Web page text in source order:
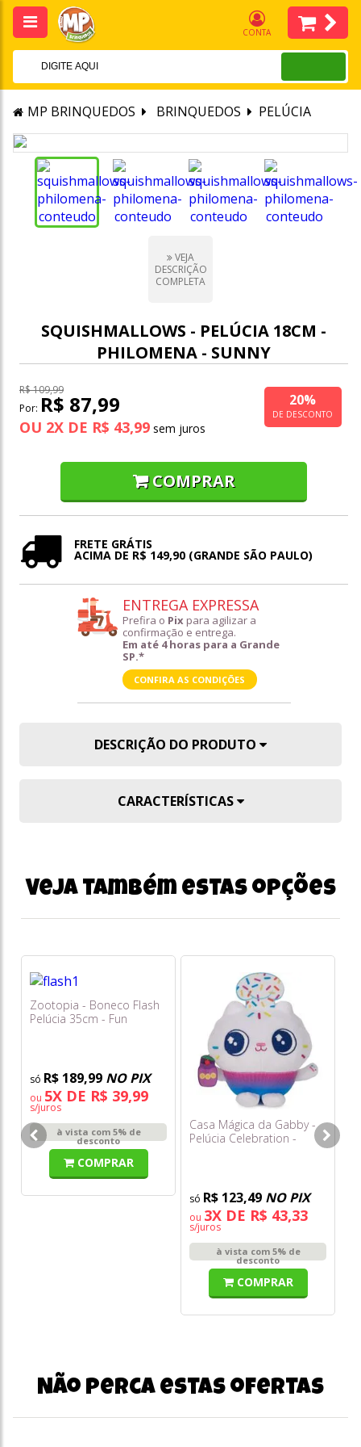
CONTA
MP BRINQUEDOS BRINQUEDOS PELÚCIA
VEJA
DESCRIÇÃO
COMPLETA
SQUISHMALLOWS - PELÚCIA 18CM -
PHILOMENA - SUNNY
R$ 109,99
Por: R$ 87,99
OU 2X DE R$ 43,99
20%
DE DESCONTO
COMPRAR
FRETE GRÁTIS
ACIMA DE R$ 149,90 (GRANDE SÃO PAULO)
ENTREGA EXPRESSA
Prefira o Pix para agilizar a
confirmação e entrega.
Em até 4 horas para a Grande
SP.*
CONFIRA AS CONDIÇÕES
DESCRIÇÃO DO PRODUTO
CARACTERÍSTICAS
Veja também estas opções
Zootopia - Boneco Flash
Pelúcia 35cm - Fun
R$ 189,99 NO PIX
ou 5X DE R$ 39,99
s/juros
à vista com 5% de
desconto
COMPRAR
Casa Mágica da Gabby -
Pelúcia Celebration -
R$ 123,49 NO PIX
ou 3X DE R$ 43,33
s/juros
à vista com 5% de
desconto
COMPRAR
Não perca estas ofertas